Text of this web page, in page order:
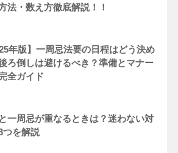
法・数え方徹底解説！！
年版】一周忌法要の日程はどう決め
ろ倒しは避けるべき？準備とマナー
全ガイド
一周忌が重なるときは？迷わない対
つを解説